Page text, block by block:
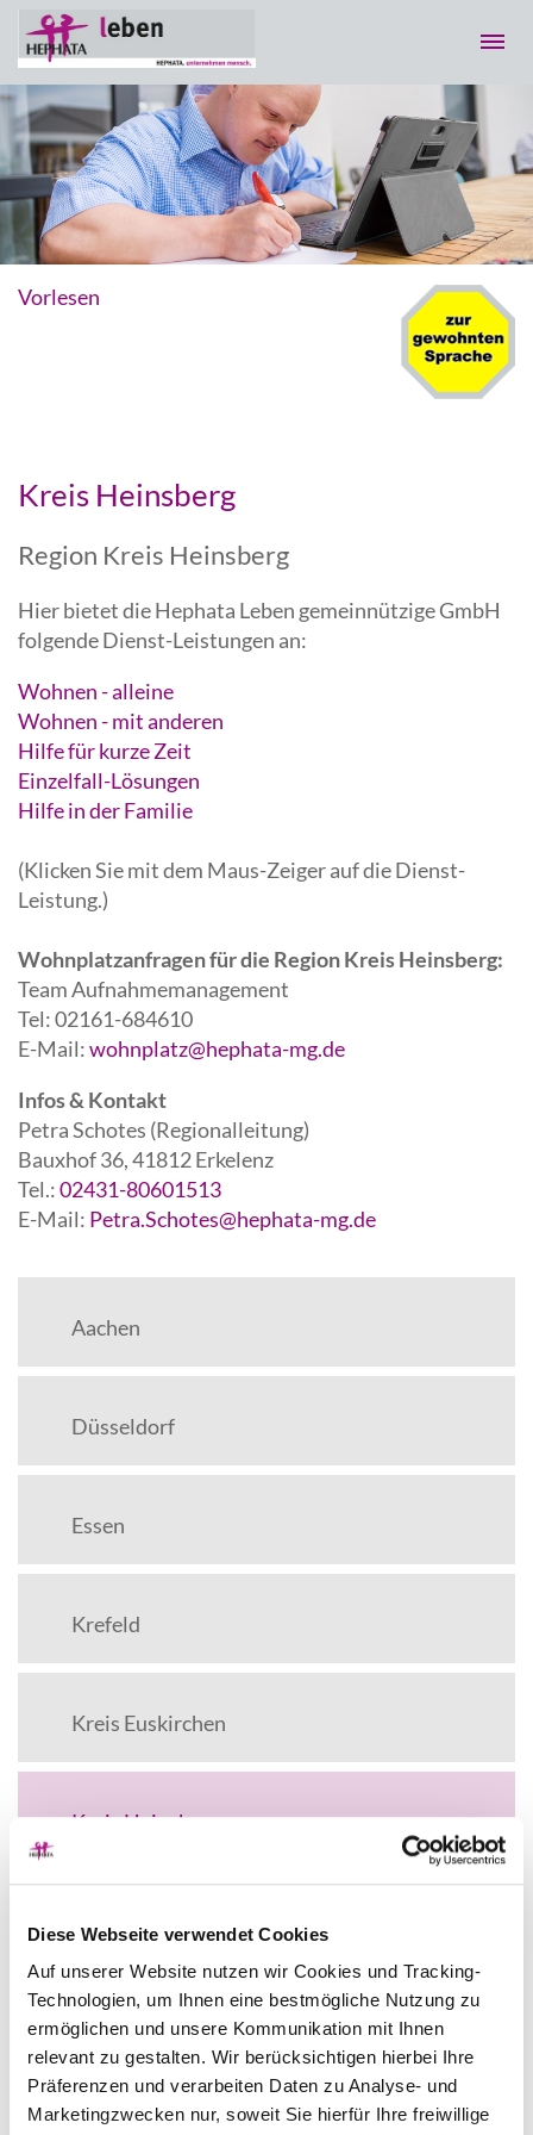
Diese Webseite verwendet Cookies
Auf unserer Website nutzen wir Cookies und Tracking-
Technologien, um Ihnen eine bestmögliche Nutzung zu
ermöglichen und unsere Kommunikation mit Ihnen
relevant zu gestalten. Wir berücksichtigen hierbei Ihre
Präferenzen und verarbeiten Daten zu Analyse- und
Marketingzwecken nur, soweit Sie hierfür Ihre freiwillige
Vorlesen
Kreis Heinsberg
Region Kreis Heinsberg
Hier bietet die Hephata Leben gemeinnützige GmbH
folgende Dienst-Leistungen an:
Wohnen - alleine
Wohnen - mit anderen
Hilfe für kurze Zeit
Einzelfall-Lösungen
Hilfe in der Familie
(Klicken Sie mit dem Maus-Zeiger auf die Dienst-
Leistung.)
Wohnplatzanfragen für die Region Kreis Heinsberg:
Team Aufnahmemanagement
Tel: 02161-684610
E-Mail:wohnplatz@hephata-mg.de
Infos & Kontakt
Petra Schotes (Regionalleitung)
Bauxhof 36, 41812 Erkelenz
Tel.:02431-80601513
E-Mail: Petra.Schotes@hephata-mg.de
Aachen
Düsseldorf
Essen
Krefeld
Kreis Euskirchen
Kreis Heinsberg
Stadt Mettmann
Leverkusen